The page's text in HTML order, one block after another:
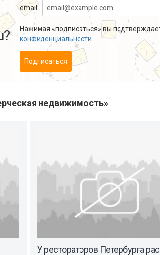
email:
Нажимая «подписаться» вы
конфиденциальности
Подписаться
недвижимость»
У рестораторов Петербурга